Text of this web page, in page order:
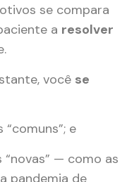
se compara
a resolver
você se
e
— como as
pandemia de